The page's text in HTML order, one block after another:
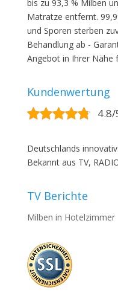
bis zu 93,3 % Milben
Matratze entfernt.
und Sporen sterben
Behandlung ab -
Angebot in Ihrer Nähe
Kundenwertung
4.8/
Deutschlands
Bekannt aus TV,
TV Berichte
Milben in Hotelzimmer